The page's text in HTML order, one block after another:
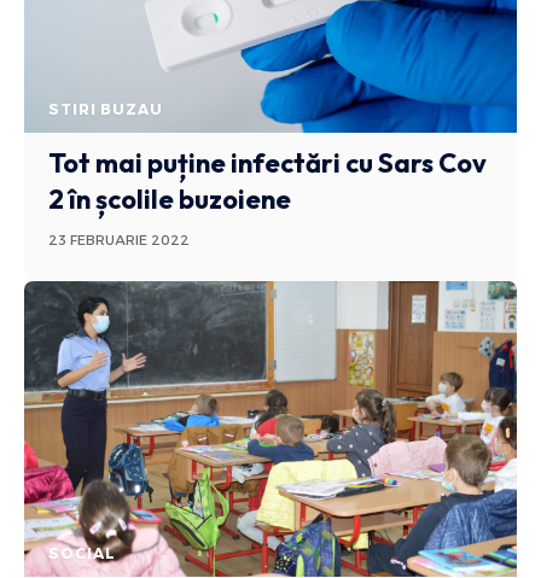
STIRI BUZAU
Tot mai puține infectări cu Sars Cov
2 în școlile buzoiene
23 FEBRUARIE 2022
SOCIAL